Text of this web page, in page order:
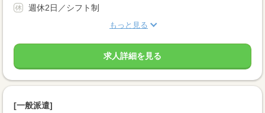
週休2日／シフト制
もっと見る
求人詳細を見る
[一般派遣]